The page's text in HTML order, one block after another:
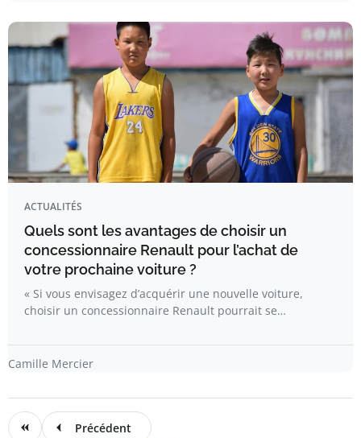
ACTUALITÉS
Quels sont les avantages de choisir un
concessionnaire Renault pour l’achat de
votre prochaine voiture ?
« Si vous envisagez d’acquérir une nouvelle voiture,
choisir un concessionnaire Renault pourrait se…
Camille Mercier
Précédent